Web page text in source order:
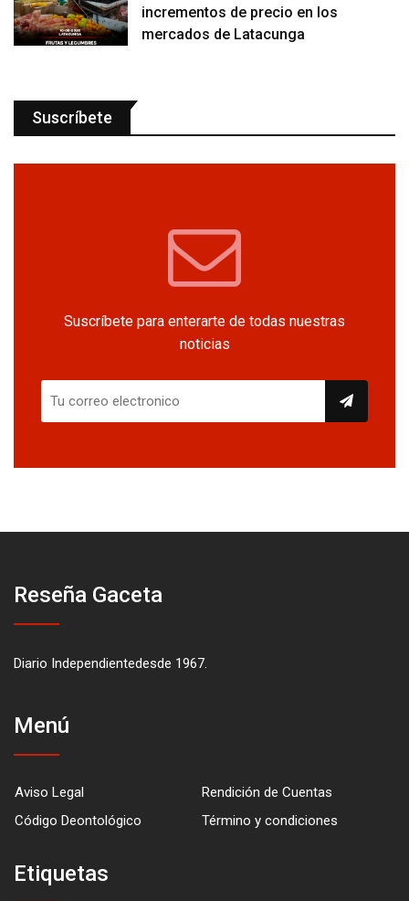
incrementos de precio en los
mercados de Latacunga
Suscríbete
Suscríbete para enterarte de todas nuestras
noticias
Reseña Gaceta
Diario Independientedesde 1967.
Menú
Aviso Legal
Rendición de Cuentas
Código Deontológico
Término y condiciones
Etiquetas